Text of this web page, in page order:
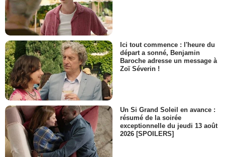
Ici tout commence : l'heure du
départ a sonné, Benjamin
Baroche adresse un message à
Zoï Séverin !
Un Si Grand Soleil en avance :
résumé de la soirée
exceptionnelle du jeudi 13 août
2026 [SPOILERS]